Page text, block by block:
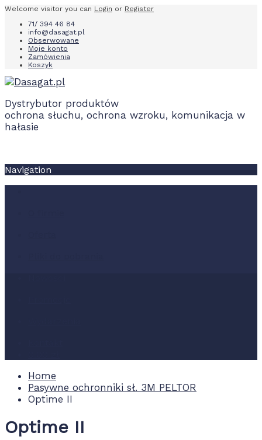
Welcome visitor you can Login or Register
71/ 394 46 84
info@dasagat.pl
Obserwowane
Moje konto
Zamówienia
Koszyk
Dystrybutor produktów
ochrona słuchu, ochrona wzroku, komunikacja w
hałasie
Navigation
Home
Pasywne ochronniki sł. 3M PELTOR
Optime II
Optime II